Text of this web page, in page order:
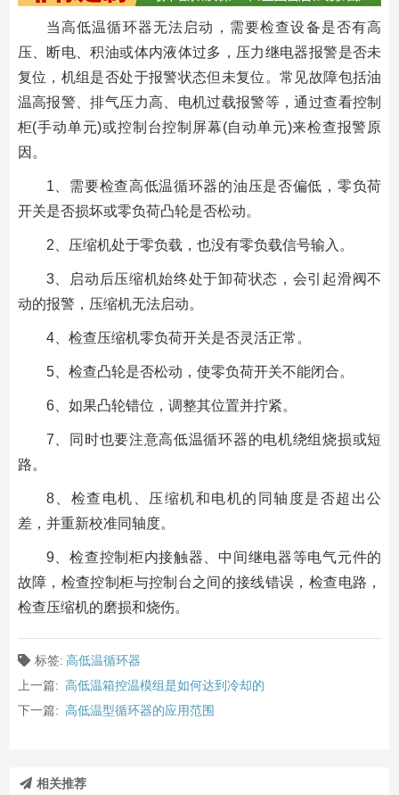
当高低温循环器无法启动，需要检查设备是否有高
压、断电、积油或体内液体过多，压力继电器报警是否未
复位，机组是否处于报警状态但未复位。常见故障包括油
温高报警、排气压力高、电机过载报警等，通过查看控制
柜(手动单元)或控制台控制屏幕(自动单元)来检查报警原
因。
1、需要检查高低温循环器的油压是否偏低，零负荷
开关是否损坏或零负荷凸轮是否松动。
2、压缩机处于零负载，也没有零负载信号输入。
3、启动后压缩机始终处于卸荷状态，会引起滑阀不
动的报警，压缩机无法启动。
4、检查压缩机零负荷开关是否灵活正常。
5、检查凸轮是否松动，使零负荷开关不能闭合。
6、如果凸轮错位，调整其位置并拧紧。
7、同时也要注意高低温循环器的电机绕组烧损或短
路。
8、检查电机、压缩机和电机的同轴度是否超出公
差，并重新校准同轴度。
9、检查控制柜内接触器、中间继电器等电气元件的
故障，检查控制柜与控制台之间的接线错误，检查电路，
检查压缩机的磨损和烧伤。
标签: 高低温循环器
上一篇: 高低温箱控温模组是如何达到冷却的
下一篇: 高低温型循环器的应用范围
相关推荐